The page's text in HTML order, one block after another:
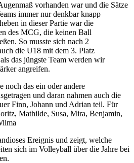
vorhanden war und die Sätze
immer nur denkbar knapp
in dieser Partie war die
des MCG, die keinen Ball
So musste sich nach 2
die U18 mit dem 3. Platz
das jüngste Team werden wir
angreifen.
noch das ein oder andere
und daran nahmen auch die
Finn, Johann und Adrian teil. Für
Mathilde, Susa, Mira, Benjamin,
Ereignis und zeigt, welche
sich im Volleyball über die Jahre bei